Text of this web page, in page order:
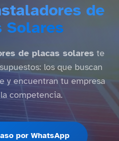
de
Solares
de placas solares te
los que buscan
y encuentran tu empresa
competencia.
por WhatsApp